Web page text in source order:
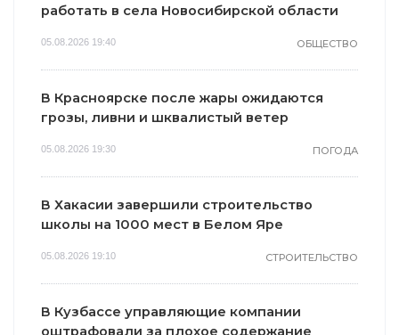
работать в села Новосибирской области
05.08.2026 19:40 ОБЩЕСТВО
В Красноярске после жары ожидаются
грозы, ливни и шквалистый ветер
05.08.2026 19:30 ПОГОДА
В Хакасии завершили строительство
школы на 1000 мест в Белом Яре
05.08.2026 19:10 СТРОИТЕЛЬСТВО
В Кузбассе управляющие компании
оштрафовали за плохое содержание